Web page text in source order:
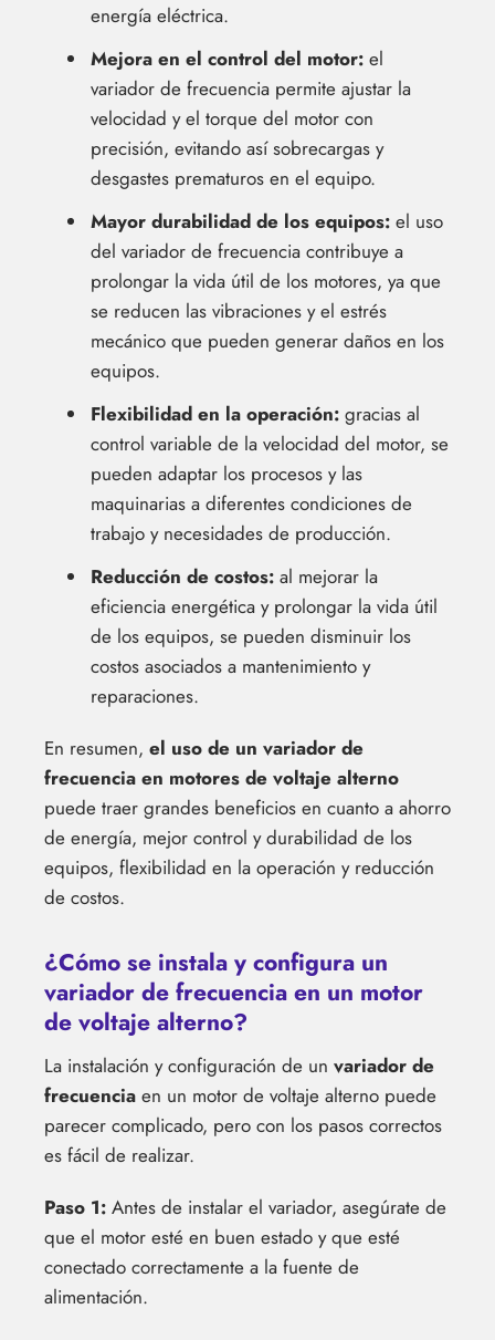
energía eléctrica.
Mejora en el control del motor: el
variador de frecuencia permite ajustar la
velocidad y el torque del motor con
precisión, evitando así sobrecargas y
desgastes prematuros en el equipo.
Mayor durabilidad de los equipos: el uso
del variador de frecuencia contribuye a
prolongar la vida útil de los motores, ya que
se reducen las vibraciones y el estrés
mecánico que pueden generar daños en los
equipos.
Flexibilidad en la operación: gracias al
control variable de la velocidad del motor, se
pueden adaptar los procesos y las
maquinarias a diferentes condiciones de
trabajo y necesidades de producción.
Reducción de costos: al mejorar la
eficiencia energética y prolongar la vida útil
de los equipos, se pueden disminuir los
costos asociados a mantenimiento y
reparaciones.
En resumen, el uso de un variador de
frecuencia en motores de voltaje alterno
puede traer grandes beneficios en cuanto a ahorro
de energía, mejor control y durabilidad de los
equipos, flexibilidad en la operación y reducción
de costos.
¿Cómo se instala y configura un
variador de frecuencia en un motor
de voltaje alterno?
La instalación y configuración de un variador de
frecuencia en un motor de voltaje alterno puede
parecer complicado, pero con los pasos correctos
es fácil de realizar.
Paso 1: Antes de instalar el variador, asegúrate de
que el motor esté en buen estado y que esté
conectado correctamente a la fuente de
alimentación.